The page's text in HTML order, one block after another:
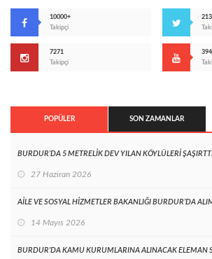
10000+
Takipçi
7271
Takipçi
394
POPÜLER SON ZAMANLAR
BURDUR’DA 5 METRELİK DEV YILAN KÖYLÜLERİ
27 Haziran 2026
AİLE VE SOSYAL HİZMETLER BAKANLIĞI BURDUR’DA
14 Mayıs 2026
BURDUR’DA KAMU KURUMLARINA ALINACAK ELEMAN